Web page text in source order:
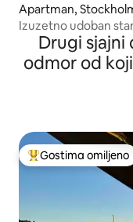
Apartman,
Izuzetno udoban
Drugi sjajni
odmor od
Najuspešniji među
Gostima omiljeno